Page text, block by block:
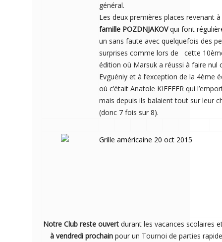
général.
Les deux premières places revenant à
famille POZDNJAKOVqui font
un sans faute avec quelquefois des
surprises comme lors de cette
édition où Marsuk a réussi à faire nul
Evguéniy et à l’exception de la 4ème
où c’était Anatole KIEFFER qui
mais depuis ils balaient tout sur leur
(donc 7 fois sur 8).
Notre Club reste ouvertdurant les vacances scolaires
à vendredi prochainpour un Tournoi de parties